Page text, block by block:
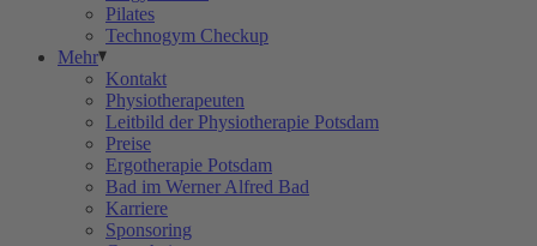
Pilates
Technogym Checkup
Mehr
Kontakt
Physiotherapeuten
Leitbild der Physiotherapie Potsdam
Preise
Ergotherapie Potsdam
Bad im Werner Alfred Bad
Karriere
Sponsoring